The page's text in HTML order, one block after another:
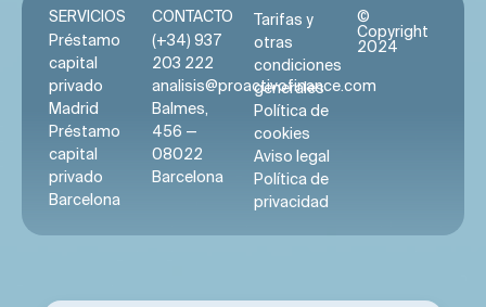
SERVICIOS
Préstamo
capital
privado
Madrid
Préstamo
capital
privado
Barcelona
CONTACTO
(+34) 937
203 222
analisis@proactivofinance.com
Balmes,
456 —
08022
Barcelona
Tarifas y
otras
condiciones
generales
Política de
cookies
Aviso legal
Política de
privacidad
©
Copyright
2024